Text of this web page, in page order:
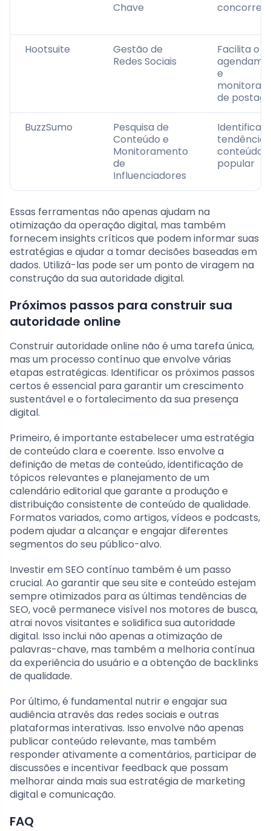
Chave
Hootsuite
Gestão de
Redes Sociais
Facilita o
e
de
BuzzSumo
Pesquisa de
Conteúdo e
Monitoramento
de
Influenciadores
Identifica
conteúdo
popular
Essas ferramentas não apenas ajudam na
otimização da operação digital, mas também
fornecem insights críticos que podem informar suas
estratégias e ajudar a tomar decisões baseadas em
dados. Utilizá-las pode ser um ponto de viragem na
construção da sua autoridade digital.
Próximos passos para construir sua
autoridade online
Construir autoridade online não é uma tarefa única,
mas um processo contínuo que envolve várias
etapas estratégicas. Identificar os próximos passos
certos é essencial para garantir um crescimento
sustentável e o fortalecimento da sua presença
digital.
Primeiro, é importante estabelecer uma estratégia
de conteúdo clara e coerente. Isso envolve a
definição de metas de conteúdo, identificação de
tópicos relevantes e planejamento de um
calendário editorial que garante a produção e
distribuição consistente de conteúdo de qualidade.
Formatos variados, como artigos, vídeos e podcasts,
podem ajudar a alcançar e engajar diferentes
segmentos do seu público-alvo.
Investir em SEO contínuo também é um passo
crucial. Ao garantir que seu site e conteúdo estejam
sempre otimizados para as últimas tendências de
SEO, você permanece visível nos motores de busca,
atrai novos visitantes e solidifica sua autoridade
digital. Isso inclui não apenas a otimização de
palavras-chave, mas também a melhoria contínua
da experiência do usuário e a obtenção de backlinks
de qualidade.
Por último, é fundamental nutrir e engajar sua
audiência através das redes sociais e outras
plataformas interativas. Isso envolve não apenas
publicar conteúdo relevante, mas também
responder ativamente a comentários, participar de
discussões e incentivar feedback que possam
melhorar ainda mais sua estratégia de marketing
digital e comunicação.
FAQ